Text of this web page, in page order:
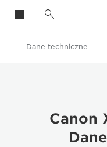
Canon XF405/XF400
Dane techniczne
Canon